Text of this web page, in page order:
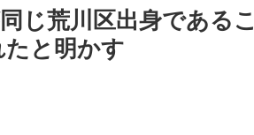
じ荒川区出身であるこ
と明かす